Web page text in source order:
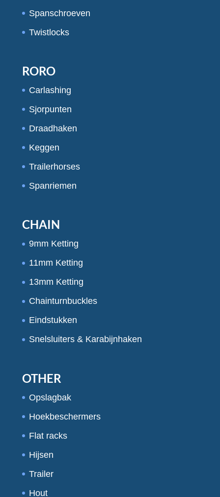
Spanschroeven
Twistlocks
RORO
Carlashing
Sjorpunten
Draadhaken
Keggen
Trailerhorses
Spanriemen
CHAIN
9mm Ketting
11mm Ketting
13mm Ketting
Chainturnbuckles
Eindstukken
Snelsluiters & Karabijnhaken
OTHER
Opslagbak
Hoekbeschermers
Flat racks
Hijsen
Trailer
Hout